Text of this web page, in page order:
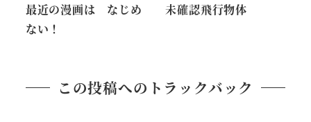
最近の漫画は なじめ
ない！
未確認飛行物体
この投稿へのトラックバック